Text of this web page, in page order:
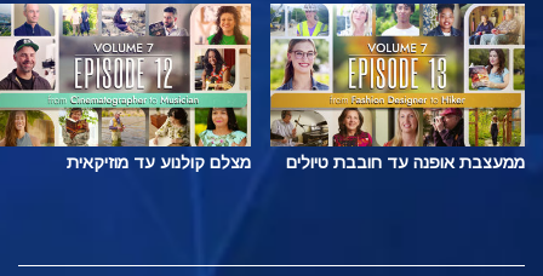
ממעצבת אופנה עד חובבת טיולים מצלם קולנוע עד מוזיקאית